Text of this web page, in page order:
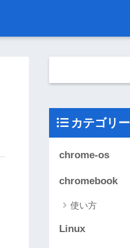
カテゴリー
chrome-os
chromebook
使い方
Linux